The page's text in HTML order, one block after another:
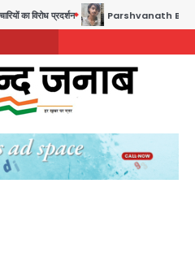
Parshvanath Building Shooting: सिक्योरिटी